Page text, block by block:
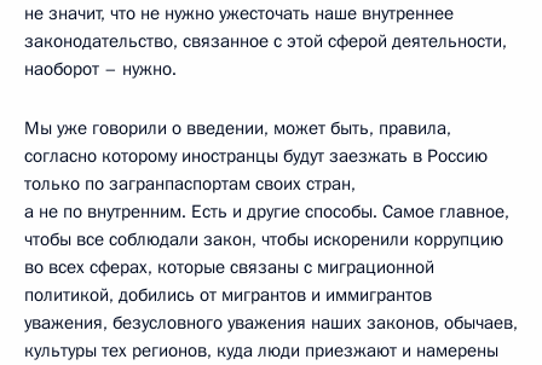
не значит, что не нужно ужесточать наше внутреннее
законодательство, связанное с этой сферой деятельности,
наоборот – нужно.
Мы уже говорили о введении, может быть, правила,
согласно которому иностранцы будут заезжать в Россию
только по загранпаспортам своих стран,
а не по внутренним. Есть и другие способы. Самое главное,
чтобы все соблюдали закон, чтобы искоренили коррупцию
во всех сферах, которые связаны с миграционной
политикой, добились от мигрантов и иммигрантов
уважения, безусловного уважения наших законов, обычаев,
культуры тех регионов, куда люди приезжают и намерены